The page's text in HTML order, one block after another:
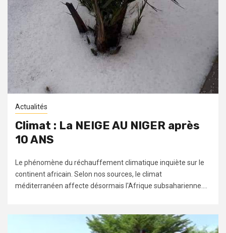
Actualités
Climat : La NEIGE AU NIGER après
10 ANS
Le phénomène du réchauffement climatique inquiète sur le
continent africain. Selon nos sources, le climat
méditerranéen affecte désormais l'Afrique subsaharienne....